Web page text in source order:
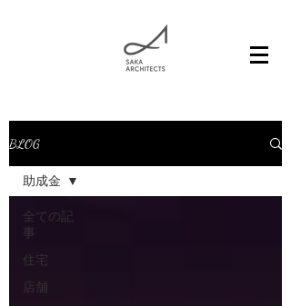
BLOG
全ての記
事
住宅
店舗
助成金